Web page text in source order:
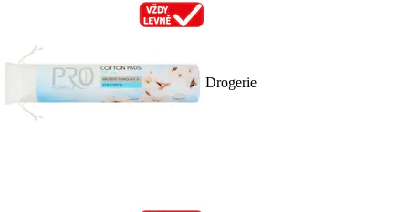
Drogerie